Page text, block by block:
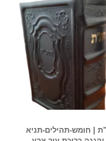
| חומש-תהילים-תניא